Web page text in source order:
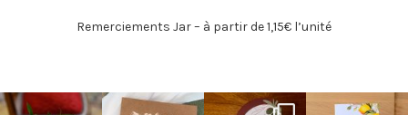
Remerciements Jar – à partir de 1,15€ l’unité